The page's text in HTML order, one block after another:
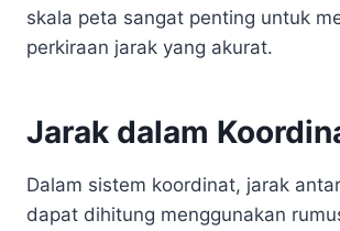
skala peta sangat penting untuk
perkiraan jarak yang akurat.
Jarak dalam
Dalam sistem koordinat, jarak
dapat dihitung menggunakan